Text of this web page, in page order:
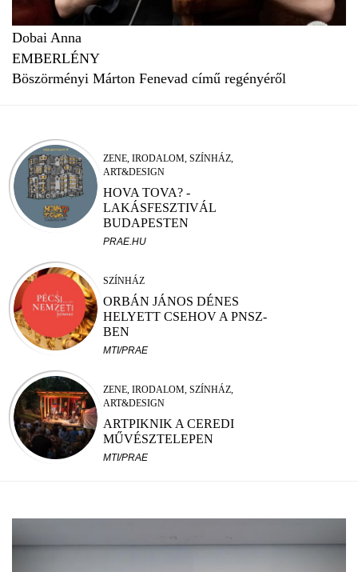
Dobai Anna
EMBERLÉNY
Böszörményi Márton Fenevad című regényéről
ZENE, IRODALOM, SZÍNHÁZ,
ART&DESIGN
HOVA TOVA? -
LAKÁSFESZTIVÁL
BUDAPESTEN
PRAE.HU
SZÍNHÁZ
ORBÁN JÁNOS DÉNES
HELYETT CSEHOV A PNSZ-
BEN
MTI/PRAE
ZENE, IRODALOM, SZÍNHÁZ,
ART&DESIGN
ARTPIKNIK A CEREDI
MŰVÉSZTELEPEN
MTI/PRAE